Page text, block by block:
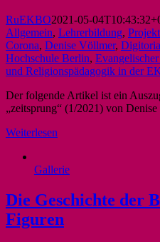
RuEKBO2021-05-
Allgemein, Lehrerbildung,
Corona, Denise Völlmer,
Hochschule Berlin,
und Religionspädagogik in der
Der folgende Artikel ist ein
„zeitsprung“ (1/2021) von
Weiterlesen
Gallerie
Die Geschichte der
Figuren